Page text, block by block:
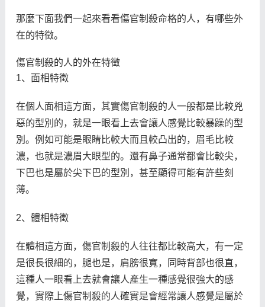
那麼下面我們一起來看看傷官制殺命格的人，有哪些外
在的特徵。
傷官制殺的人的外在特徵
1、面相特徵
在個人面相這方面，其實傷官制殺的人一般都是比較兇
惡的型別的，就是一眼看上去會讓人感覺比較暴躁的型
別。例如可能是眼睛比較大而且較凸出的，眉毛比較
濃，也就是濃眉大眼型的。還有鼻子通常都會比較尖，
下巴也是屬於尖下巴的型別，甚至顯得可能有許些刻
薄。
2、體相特徵
在體相這方面，傷官制殺的人往往都比較高大，有一定
是很長很細的，腿也是，肩膀很寬，同時背部也很直，
這種人一眼看上去就會讓人產生一種感覺很強大的感
覺，實際上傷官制殺的人確實是會經常讓人感覺是屬於